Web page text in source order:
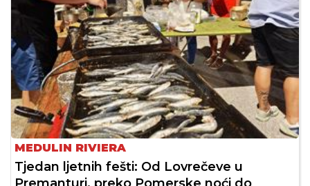
MEDULIN RIVIERA
Tjedan ljetnih fešti: Od Lovrečeve u